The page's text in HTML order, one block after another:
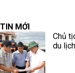
TIN MỚI
Chủ
du